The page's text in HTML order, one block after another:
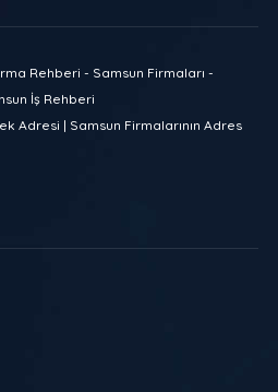
Rehberi - Samsun Firmaları -
İş Rehberi
Adresi | Samsun Firmalarının Adres